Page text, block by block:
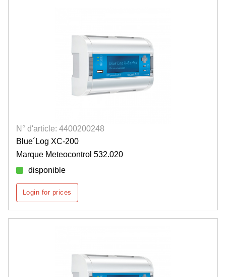
N° d'article: 4400200248
Blue´Log XC-200
Marque Meteocontrol 532.020
disponible
Login for prices